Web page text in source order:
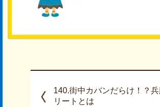
140.街中カバンだらけ！？
リートとは